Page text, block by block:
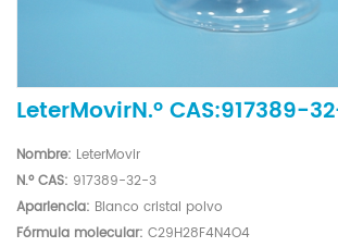
LeterMovirN.º CAS:917389-
Nombre: LeterMovir
N.º CAS: 917389-32-3
Apariencia: Blanco cristal polvo
Fórmula molecular: C29H28F4N4O4